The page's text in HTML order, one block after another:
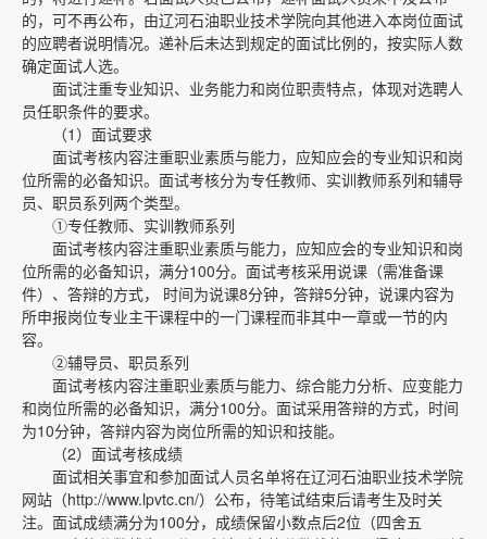
的，可不再公布，由辽河石油职业技术学院向其他进入本岗位面试
的应聘者说明情况。递补后未达到规定的面试比例的，按实际人数
确定面试人选。
面试注重专业知识、业务能力和岗位职责特点，体现对选聘人
员任职条件的要求。
（1）面试要求
面试考核内容注重职业素质与能力，应知应会的专业知识和岗
位所需的必备知识。面试考核分为专任教师、实训教师系列和辅导
员、职员系列两个类型。
①专任教师、实训教师系列
面试考核内容注重职业素质与能力，应知应会的专业知识和岗
位所需的必备知识，满分100分。面试考核采用说课（需准备课
件）、答辩的方式， 时间为说课8分钟，答辩5分钟，说课内容为
所申报岗位专业主干课程中的一门课程而非其中一章或一节的内
容。
②辅导员、职员系列
面试考核内容注重职业素质与能力、综合能力分析、应变能力
和岗位所需的必备知识，满分100分。面试采用答辩的方式，时间
为10分钟，答辩内容为岗位所需的知识和技能。
（2）面试考核成绩
面试相关事宜和参加面试人员名单将在辽河石油职业技术学院
网站（http://www.lpvtc.cn/）公布，待笔试结束后请考生及时关
注。面试成绩满分为100分，成绩保留小数点后2位（四舍五